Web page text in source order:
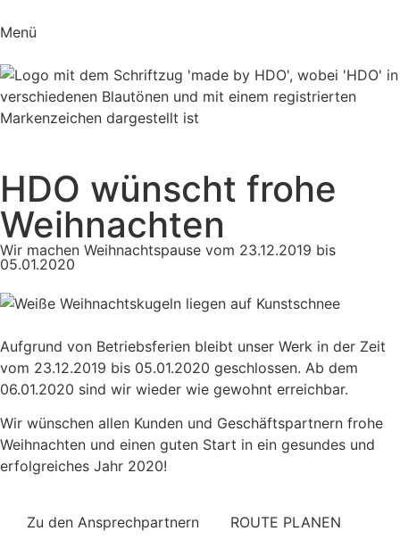
Menü
HDO wünscht frohe
Weihnachten
Wir machen Weihnachtspause vom 23.12.2019 bis
05.01.2020
Aufgrund von Betriebsferien bleibt unser Werk in der Zeit
vom 23.12.2019 bis 05.01.2020 geschlossen. Ab dem
06.01.2020 sind wir wieder wie gewohnt erreichbar.
Wir wünschen allen Kunden und Geschäftspartnern frohe
Weihnachten und einen guten Start in ein gesundes und
erfolgreiches Jahr 2020!
Zu den Ansprechpartnern ROUTE PLANEN